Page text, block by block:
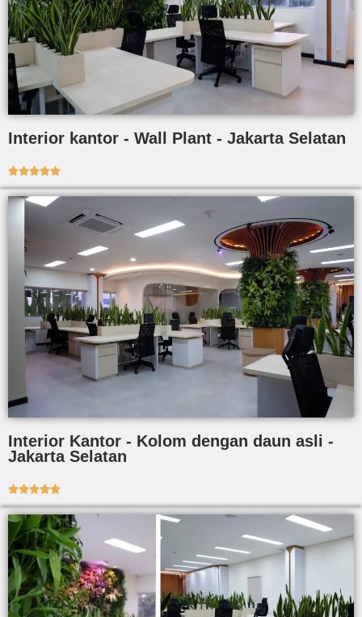
Interior kantor - Wall Plant - Jakarta Selatan

Interior Kantor - Kolom dengan daun asli -
Jakarta Selatan
